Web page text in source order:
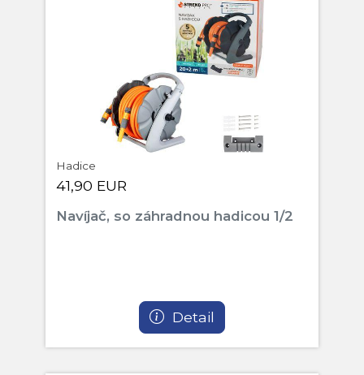
Hadice
41,90 EUR
Navíjač, so záhradnou hadicou 1/2
Detail